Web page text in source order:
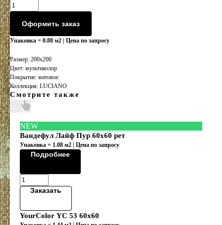
Оформить заказ
Упаковка = 0.88 м2 | Цена по запросу
Размер: 200х200
Цвет: мультиколор
Покрытие: матовое
Коллекция: LUCIANO
Смотрите также
NEW
Вандефул Лайф Пур 60х60 рет
Упаковка = 1.08 м2 | Цена по запросу
Подробнее
Заказать
YourColor YC 53 60x60